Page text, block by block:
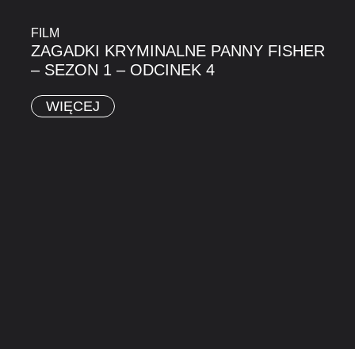
FILM
ZAGADKI KRYMINALNE PANNY FISHER
– SEZON 1 – ODCINEK 4
WIĘCEJ